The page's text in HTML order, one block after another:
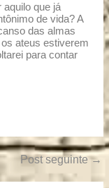
aquilo que já
de vida? A
das almas
ateus estiverem
para contar
Post seguinte→